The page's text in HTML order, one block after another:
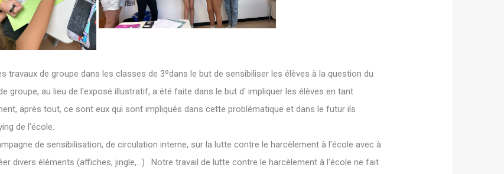
travaux de groupe dans les classes de 3ºdans le but de sensibiliser les élèves à la question du
groupe, au lieu de l'exposé illustratif, a été faite dans le but d' impliquer les élèves en tant
après tout, ce sont eux qui sont impliqués dans cette problématique et dans le futur ils
de l'école.
de sensibilisation, de circulation interne, sur la lutte contre le harcèlement à l'école avec à
divers éléments (affiches, jingle,...) . Notre travail de lutte contre le harcèlement à l'école ne fait